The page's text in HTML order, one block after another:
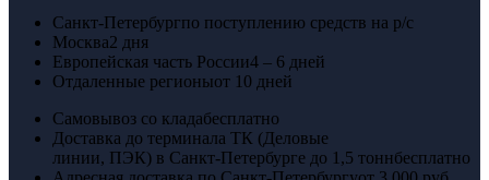
Санкт-Петербургпо поступлению средств на р/с
Москва2 дня
Европейская часть России4 – 6 дней
Отдаленные регионыот 10 дней
Самовывоз со кладабесплатно
Доставка до терминала ТК (Деловые
линии, ПЭК) в Санкт-Петербурге до 1,5 тоннбесплатно